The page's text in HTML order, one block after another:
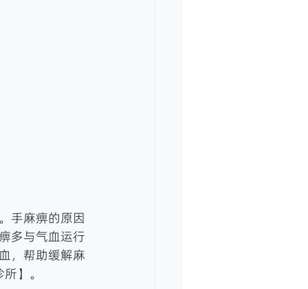
手麻痹的原因
多与气血运行
，帮助缓解麻
】。